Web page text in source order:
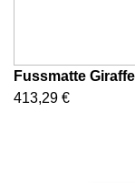
Fussmatte
413,29 €